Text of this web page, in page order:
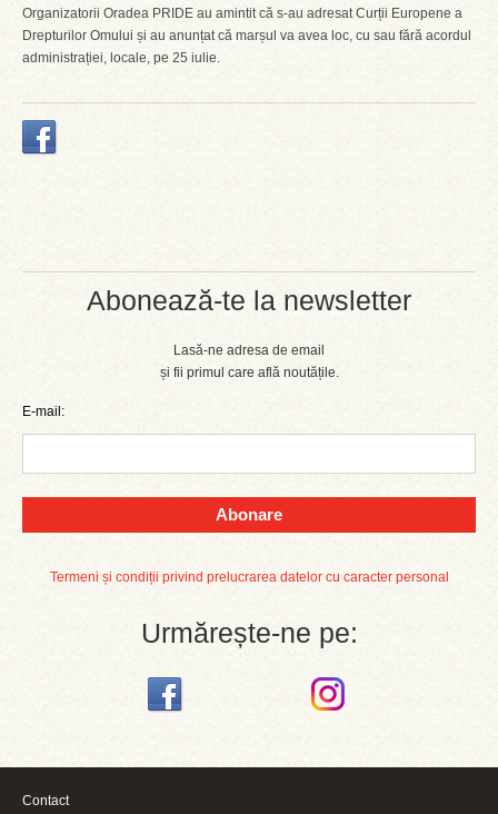
Abonează-te la newsletter
Lasă-ne adresa de email
și fii primul care află noutățile.
E-mail:
Abonare
Termeni și condiții privind prelucrarea datelor cu caracter personal
Urmărește-ne pe:
Organizatorii Oradea PRIDE au amintit că s-au adresat Curții Europene a
Drepturilor Omului și au anunțat că marșul va avea loc, cu sau fără acordul
administrației, locale, pe 25 iulie.
Contact